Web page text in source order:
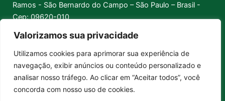
Valorizamos sua privacidade
Utilizamos cookies para aprimorar sua experiência de
navegação, exibir anúncios ou conteúdo personalizado e
analisar nosso tráfego. Ao clicar em “Aceitar todos”, você
concorda com nosso uso de cookies.
Ramos - São Bernardo do Campo – São Paulo – Brasil -
Cep: 09620-010
Pix │ Boleto │ Cartão